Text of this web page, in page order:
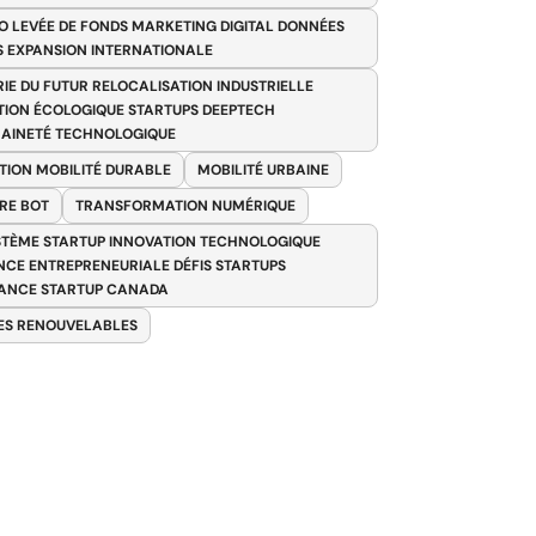
LEVÉE DE FONDS MARKETING DIGITAL DONNÉES
EXPANSION INTERNATIONALE
DU FUTUR RELOCALISATION INDUSTRIELLE
ÉCOLOGIQUE STARTUPS DEEPTECH
TECHNOLOGIQUE
MOBILITÉ DURABLE
MOBILITÉ URBAINE
BOT
TRANSFORMATION NUMÉRIQUE
STARTUP INNOVATION TECHNOLOGIQUE
ENTREPRENEURIALE DÉFIS STARTUPS
STARTUP CANADA
RENOUVELABLES